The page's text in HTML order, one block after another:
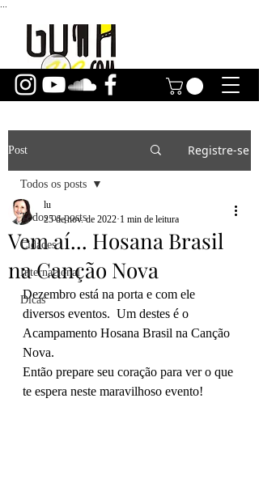
Post Registre-se
Todos os posts
Cidades
Internacional
Dicas
Todos os posts
Vem aí... Hosana Brasil
na Canção Nova
lu
25 de nov. de 2022 1 min de leitura
Dezembro está na porta e com ele
diversos eventos.  Um destes é o
Acampamento Hosana Brasil na Canção
Nova.
Então prepare seu coração para ver o que
te espera neste maravilhoso evento!